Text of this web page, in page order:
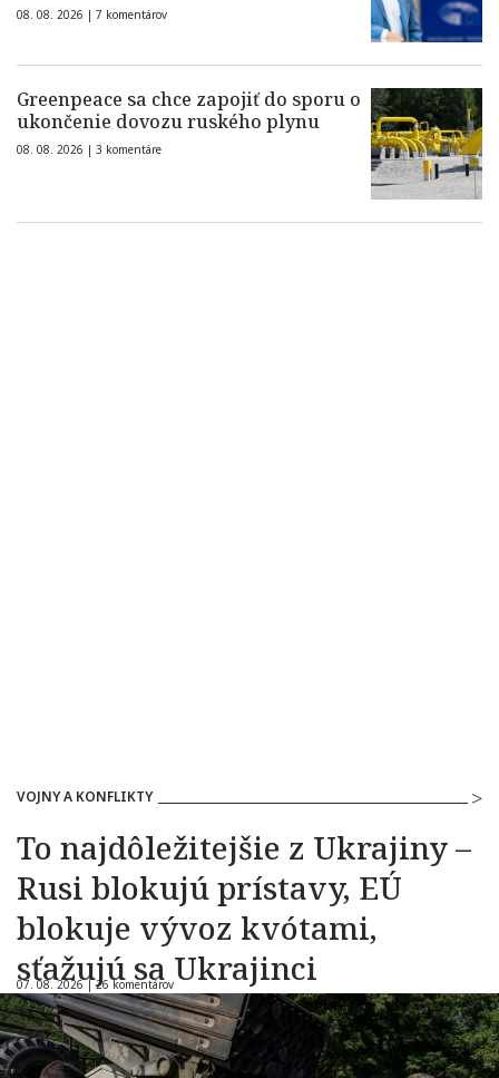
08. 08. 2026 | 7 komentárov
Greenpeace sa chce zapojiť do sporu o
ukončenie dovozu ruského plynu
08. 08. 2026 | 3 komentáre
VOJNY A KONFLIKTY
To najdôležitejšie z Ukrajiny –
Rusi blokujú prístavy, EÚ
blokuje vývoz kvótami,
sťažujú sa Ukrajinci
07. 08. 2026 |26 komentárov